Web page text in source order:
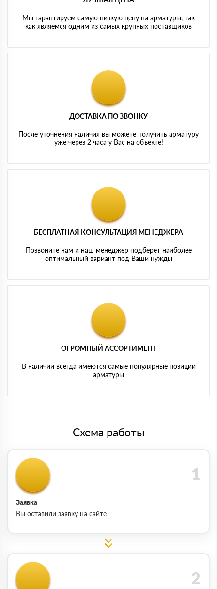
Мы гарантируем самую низкую цену на арматуры, так
как являемся одним из самых крупных поставщиков
ДОСТАВКА ПО ЗВОНКУ
После уточнения наличия вы можете получить арматуру
уже через 2 часа у Вас на объекте!
БЕСПЛАТНАЯ КОНСУЛЬТАЦИЯ МЕНЕДЖЕРА
Позвоните нам и наш менеджер подберет наиболее
оптимальный вариант под Ваши нужды
ОГРОМНЫЙ АССОРТИМЕНТ
В наличии всегда имеются самые популярные позиции
арматуры
Схема работы
Заявка
Вы оставили заявку на сайте